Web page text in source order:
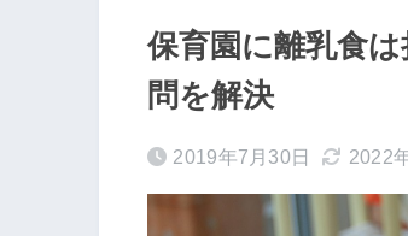
保育園に離乳食
問を解決
2019年7月30日 2022